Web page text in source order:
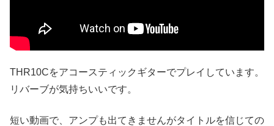
THR10Cをアコースティックギターでプレイしています。
リバーブが気持ちいいです。
短い動画で、アンプも出てきませんがタイトルを信じての